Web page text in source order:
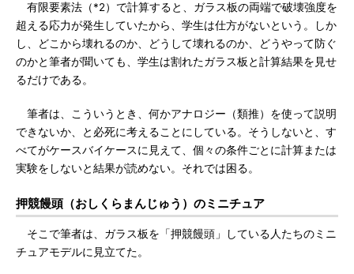
有限要素法（*2）で計算すると、ガラス板の両端で破壊強度を
超える応力が発生していたから、学生は仕方がないという。しか
し、どこから壊れるのか、どうして壊れるのか、どうやって防ぐ
のかと筆者が聞いても、学生は割れたガラス板と計算結果を見せ
るだけである。
筆者は、こういうとき、何かアナロジー（類推）を使って説明
できないか、と必死に考えることにしている。そうしないと、す
べてがケースバイケースに見えて、個々の条件ごとに計算または
実験をしないと結果が読めない。それでは困る。
押競饅頭（おしくらまんじゅう）のミニチュア
そこで筆者は、ガラス板を「押競饅頭」している人たちのミニ
チュアモデルに見立てた。